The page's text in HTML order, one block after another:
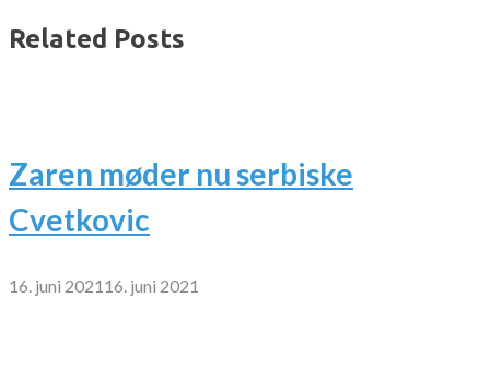
Related Posts
Zaren møder nu serbiske
Cvetkovic
16. juni 2021 16. juni 2021